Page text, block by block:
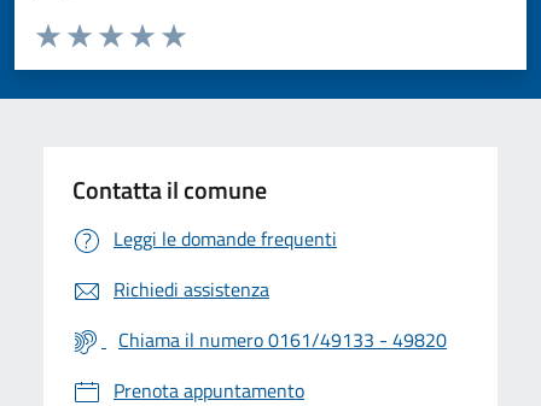
Valuta da 1 a 5 stelle la pagina
Valuta 5 stelle su 5
Valuta 4 stelle su 5
Valuta 3 stelle su 5
Valuta 2 stelle su 5
Valuta 1 stelle su 5
Contatta il comune
Leggi le domande frequenti
Richiedi assistenza
Chiama il numero 0161/49133 - 49820
Prenota appuntamento